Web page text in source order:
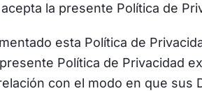
la presente Política de
esta Política de
Política de Privacidad
con el modo en que